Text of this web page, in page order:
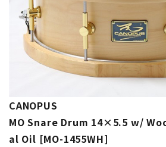
CANOPUS
MO Snare Drum 14×5.5 w/
al Oil [MO-1455WH]